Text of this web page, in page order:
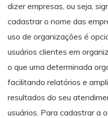
dizer empresas, ou seja,
cadastrar o nome das
uso de organizações é
usuários clientes em
o que uma determinada
facilitando relatórios e
resultados do seu
usuários. Para cadastrar a